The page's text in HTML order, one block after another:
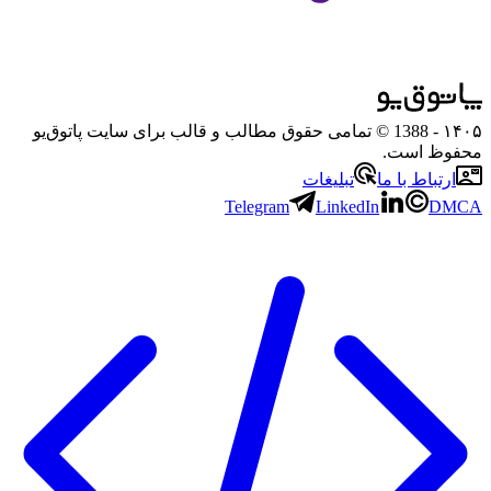
۱۴۰۵
- 1388 © تمامی حقوق مطالب و قالب برای سایت پاتوق‌یو
محفوظ است.
ارتباط با ما
تبلیغات
Telegram
LinkedIn DMCA